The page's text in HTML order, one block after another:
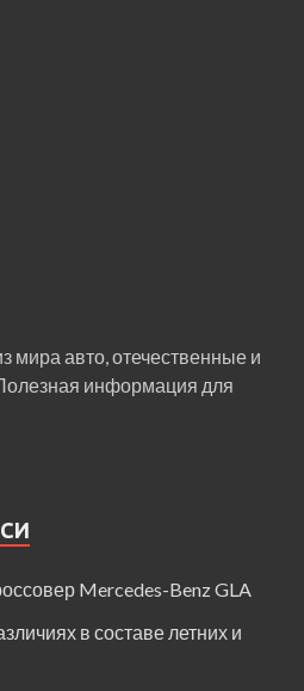
мира авто, отечественные и
информация для
Mercedes-Benz GLA
в составе летних и